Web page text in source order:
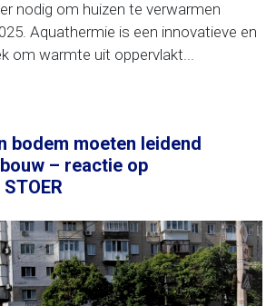
nodig om huizen te verwarmen
Aquathermie is een innovatieve en
om warmte uit oppervlakt...
bodem moeten leidend
– reactie op